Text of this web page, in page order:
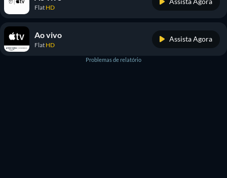
Flat HD
Ao vivo
Flat HD
Assista Agora
Problemas de relatório